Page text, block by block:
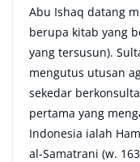
Abu Ishaq datang
berupa kitab yang
yang tersusun).
mengutus utusan
sekedar
pertama yang
Indonesia ialah
al-Samatrani (w.